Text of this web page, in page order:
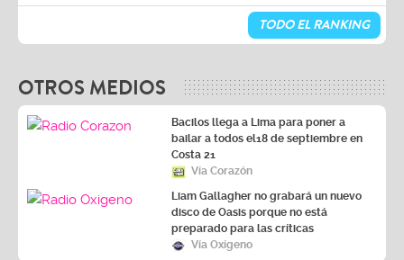
TODO EL RANKING
OTROS MEDIOS
Bacilos llega a Lima para poner a
bailar a todos el18 de septiembre en
Costa 21
Vía Corazón
Liam Gallagher no grabará un nuevo
disco de Oasis porque no está
preparado para las críticas
Vía Oxígeno